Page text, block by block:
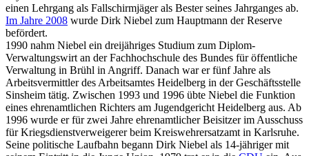
einen Lehrgang als Fallschirmjäger als Bester seines Jahrganges ab.
Im Jahre 2008 wurde Dirk Niebel zum Hauptmann der Reserve
befördert.
1990 nahm Niebel ein dreijähriges Studium zum Diplom-
Verwaltungswirt an der Fachhochschule des Bundes für öffentliche
Verwaltung in Brühl in Angriff. Danach war er fünf Jahre als
Arbeitsvermittler des Arbeitsamtes Heidelberg in der Geschäftsstelle
Sinsheim tätig. Zwischen 1993 und 1996 übte Niebel die Funktion
eines ehrenamtlichen Richters am Jugendgericht Heidelberg aus. Ab
1996 wurde er für zwei Jahre ehrenamtlicher Beisitzer im Ausschuss
für Kriegsdienstverweigerer beim Kreiswehrersatzamt in Karlsruhe.
Seine politische Laufbahn begann Dirk Niebel als 14-jähriger mit